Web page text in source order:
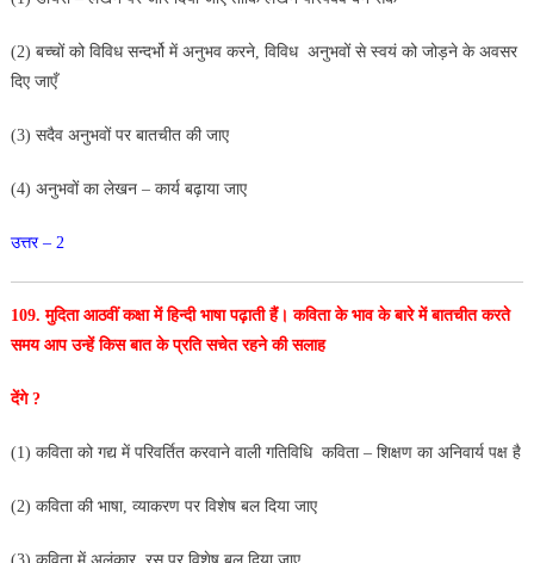
(2) बच्चों को विविध सन्दर्भो में अनुभव करने, विविध अनुभवों से स्वयं को जोड़ने के अवसर
दिए जाएँ
(3) सदैव अनुभवों पर बातचीत की जाए
(4) अनुभवों का लेखन – कार्य बढ़ाया जाए
उत्तर – 2
109. मुदिता आठवीं कक्षा में हिन्दी भाषा पढ़ाती हैं। कविता केभाव के बारे में बातचीत करते
समय आप उन्हें किस बात के प्रति सचेत रहने की सलाह
देंगे ?
(1) कविता को गद्य में परिवर्तित करवाने वाली गतिविधि कविता – शिक्षण का अनिवार्य पक्ष है
(2) कविता की भाषा, व्याकरण पर विशेष बल दिया जाए